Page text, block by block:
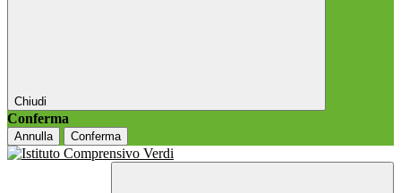
Chiudi
Conferma
Annulla Conferma